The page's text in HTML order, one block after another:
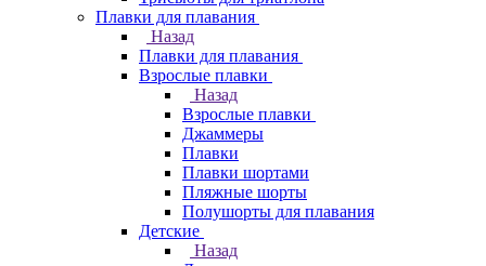
Плавки для плавания
Назад
Плавки для плавания
Взрослые плавки
Назад
Взрослые плавки
Джаммеры
Плавки
Плавки шортами
Пляжные шорты
Полушорты для плавания
Детские
Назад